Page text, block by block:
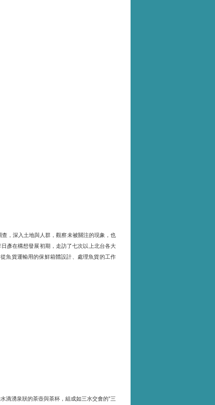
，深入土地與人群，觀察未被關注的現象，也
彥在構想發展初期，走訪了七次以上北台各大
魚貨運輸用的保鮮箱體設計、處理魚貨的工作
滴湧泉狀的茶壺與茶杯，組成如三水交會的”三